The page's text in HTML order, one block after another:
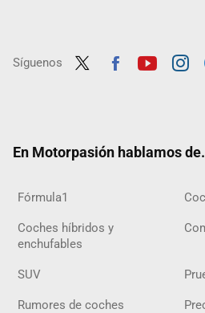
Síguenos
En Motorpasión hablamos
Fórmula1
Coches híbridos y
enchufables
SUV
Rumores de coches